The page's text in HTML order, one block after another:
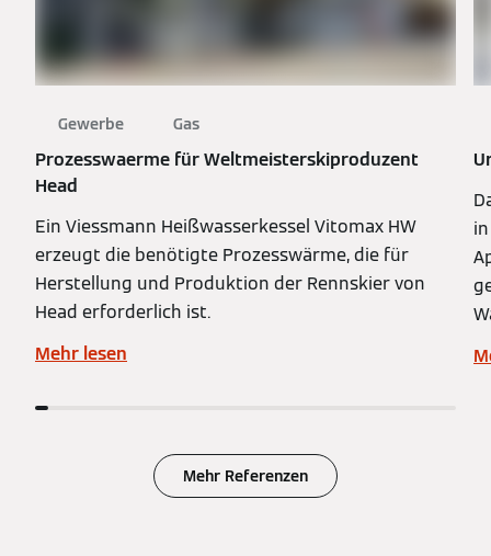
Gewerbe Gas
Prozesswaerme für Weltmeisterskiproduzent
Head
Ein Viessmann Heißwasserkessel Vitomax HW
erzeugt die benötigte Prozesswärme, die für
Herstellung und Produktion der Rennskier von
Head erforderlich ist.
Mehr lesen
Mehr Referenzen